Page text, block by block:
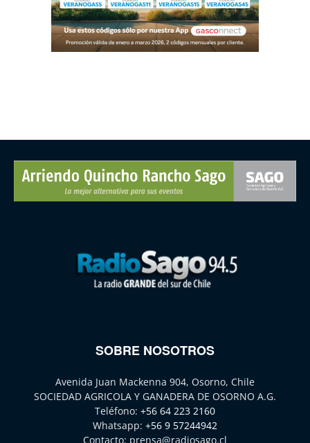
SOBRE NOSOTROS
Avenida Juan Mackenna 904, Osorno, Chile
SOCIEDAD AGRICOLA Y GANADERA DE OSORNO A.G.
Teléfono: +56 64 223 2160
Whatsapp: +56 9 57244942
Contacto: prensa@radiosago.cl